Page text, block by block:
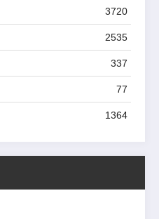
3720
2535
337
77
1364